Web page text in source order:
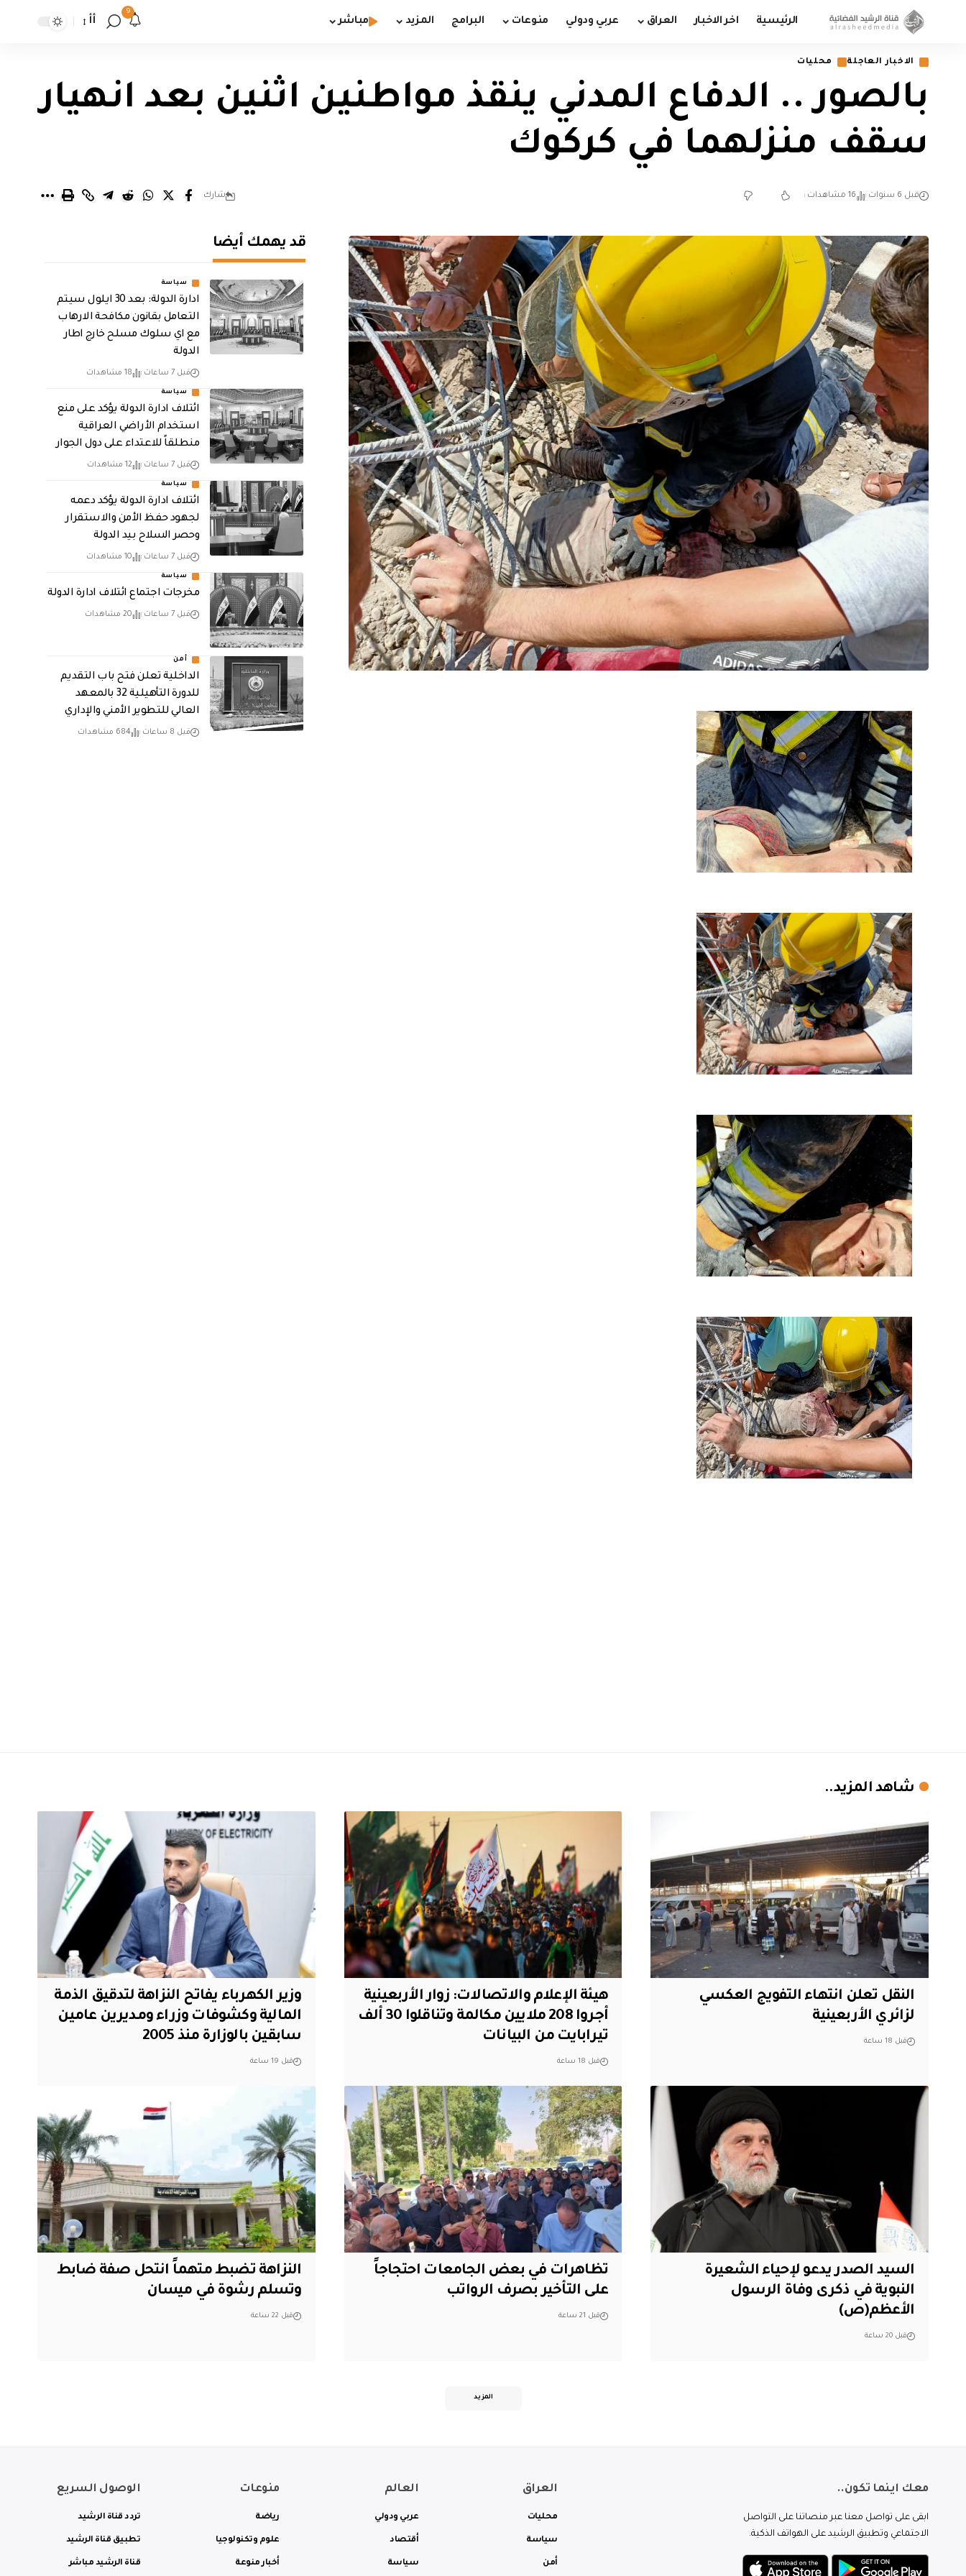
الرئيسية اخر الاخبار العراق عربي ودولي منوعات البرامج المزيد مباشر
9
أأ
الاخبار العاجلة محليات
بالصور .. الدفاع المدني ينقذ مواطنين اثنين بعد انهيار
سقف منزلهما في كركوك
قبل 6 سنوات 16 مشاهدات شارك
قد يهمك أيضا
سياسة
ادارة الدولة: بعد 30 ايلول سيتم
التعامل بقانون مكافحة الارهاب
مع اي سلوك مسلح خارج اطار
الدولة
قبل 7 ساعات 18 مشاهدات
سياسة
ائتلاف ادارة الدولة يؤكد على منع
استخدام الأراضي العراقية
منطلقاً للاعتداء على دول الجوار
قبل 7 ساعات 12 مشاهدات
سياسة
ائتلاف ادارة الدولة يؤكد دعمه
لجهود حفظ الأمن والاستقرار
وحصر السلاح بيد الدولة
قبل 7 ساعات 10 مشاهدات
سياسة
مخرجات اجتماع ائتلاف ادارة الدولة
قبل 7 ساعات 20 مشاهدات
أمن
الداخلية تعلن فتح باب التقديم
للدورة التأهيلية 32 بالمعهد
العالي للتطوير الأمني والإداري
قبل 8 ساعات 684 مشاهدات
شاهد المزيد..
النقل تعلن انتهاء التفويج العكسي
لزائري الأربعينية
قبل 18 ساعة
هيئة الإعلام والاتصالات: زوار الأربعينية
أجروا 208 ملايين مكالمة وتناقلوا 30 ألف
تيرابايت من البيانات
قبل 18 ساعة
وزير الكهرباء يفاتح النزاهة لتدقيق الذمة
المالية وكشوفات وزراء ومديرين عامين
سابقين بالوزارة منذ 2005
قبل 19 ساعة
السيد الصدر يدعو لإحياء الشعيرة
النبوية في ذكرى وفاة الرسول
الأعظم(ص)
قبل 20 ساعة
تظاهرات في بعض الجامعات احتجاجاً
على التأخير بصرف الرواتب
قبل 21 ساعة
النزاهة تضبط متهماً انتحل صفة ضابط
وتسلم رشوة في ميسان
قبل 22 ساعة
المزيد
معك اينما تكون..
ابقى على تواصل معنا عبر منصاتنا على التواصل
الاجتماعي وتطبيق الرشيد على الهواتف الذكية.
العراق
محليات
سياسة
أمن
العالم
عربي ودولي
أقتصاد
سياسة
منوعات
رياضة
علوم وتكنولوجيا
أخبار منوعة
الوصول السريع
تردد قناة الرشيد
تطبيق قناة الرشيد
قناة الرشيد مباشر